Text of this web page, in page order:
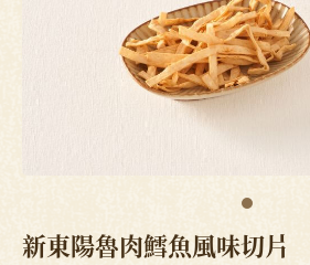
新東陽魯肉鱈魚風味切片